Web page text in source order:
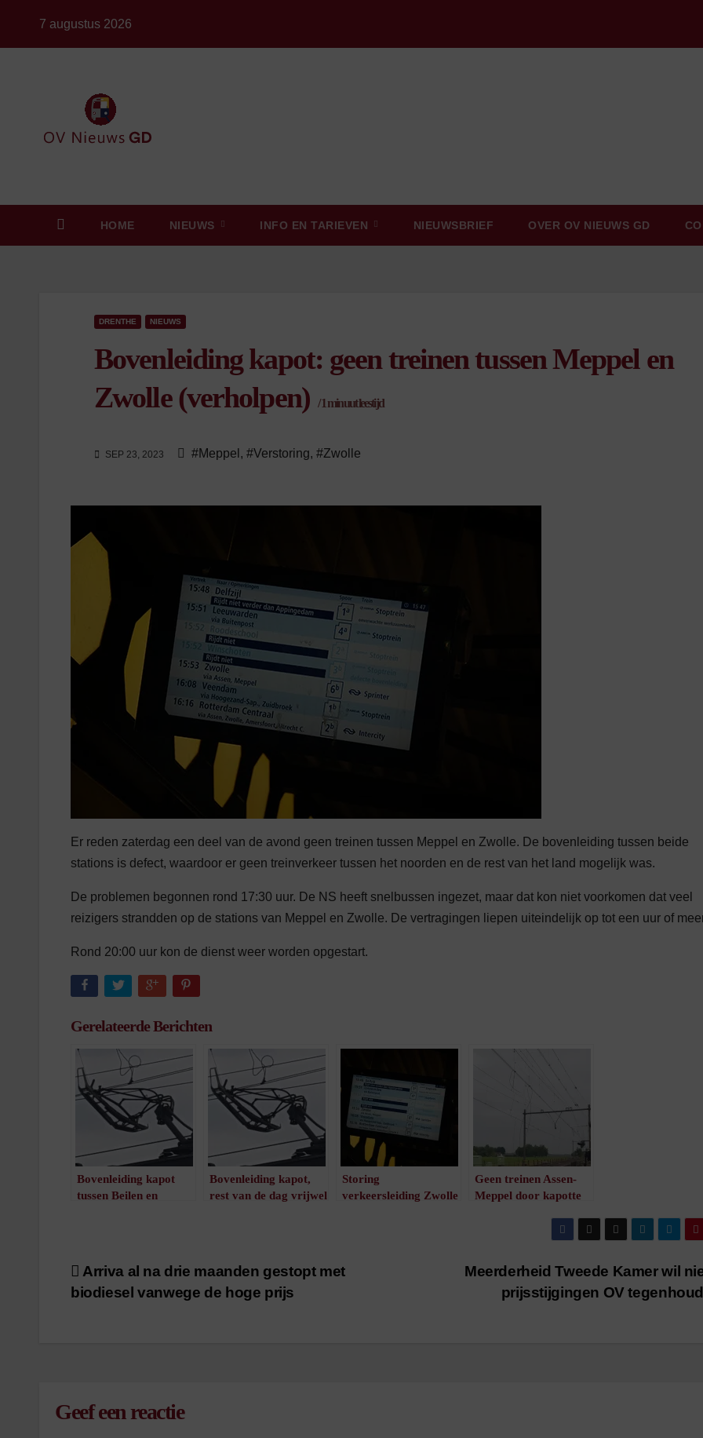
7 augustus 2026
HOME NIEUWS INFO EN TARIEVEN NIEUWSBRIEF OVER OV NIEUWS GD
DRENTHE NIEUWS
Bovenleiding kapot: geen treinen tussen Meppel en
Zwolle (verholpen) /1 minuut leestijd
SEP 23, 2023 #Meppel , #Verstoring, #Zwolle
Er reden zaterdag een deel van de avond geen treinen tussen Meppel en Zwolle. De bovenleiding tussen beide
stations is defect, waardoor er geen treinverkeer tussen het noorden en de rest van het land mogelijk was.
De problemen begonnen rond 17:30 uur. De NS heeft snelbussen ingezet, maar dat kon niet voorkomen dat veel
reizigers strandden op de stations van Meppel en Zwolle. De vertragingen liepen uiteindelijk op tot een uur of
Rond 20:00 uur kon de dienst weer worden opgestart.
Gerelateerde Berichten
Bovenleiding kapot
tussen Beilen en
Bovenleiding kapot,
rest van de dag vrijwel
Storing
verkeersleiding Zwolle
Geen treinen Assen-
Meppel door kapotte
minuut leestijd
Bericht
Meerderheid Tweede Kamer wil
prijsstijgingen OV
Arriva al na drie maanden gestopt met
biodiesel vanwege de hoge prijs
Geef een reactie